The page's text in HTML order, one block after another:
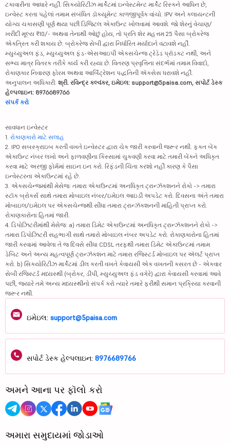
ટકાવારીના આધારે નહીં. સિક્યોરિટીઝ માર્કેટમાં ઇન્વેસ્ટમેન્ટ માર્કેટ રિસ્કને આધિન છે,
ઇન્વેસ્ટ કરતા પહેલાં તમામ સંબંધિત ડૉક્યૂમેન્ટ કાળજીપૂર્વક વાંચો. IPV અને ક્લાયન્ટની
યોગ્ય ચકાસણી પૂર્ણ થયા પછી ડિજિટલ એકાઉન્ટ ખોલવામાં આવશે. જો શેરનું વેચાણ/
ખરીદી મૂલ્ય ₹10/- અથવા તેનાથી ઓછું હોય, તો પ્રતિ શેર મહત્તમ 25 પૈસા બ્રોકરેજ
એકત્રિત કરી શકાય છે. બ્રોકરેજ સેબી દ્વારા નિર્ધારિત મર્યાદાને વટાવશે નહીં.
મ્યુચ્યુઅલ ફંડ, મ્યુચ્યુઅલ ફંડ-એસઆઇપી એક્સચેન્જ ટ્રેડેડ પ્રૉડક્ટ નથી, અને
સભ્ય માત્ર વિતરક તરીકે કાર્ય કરી રહ્યા છે. વિતરણ પ્રવૃત્તિના સંદર્ભમાં તમામ વિવાદો,
રોકાણકાર નિવારણ ફોરમ અથવા આર્બિટ્રેશન પદ્ધતિની ઍક્સેસ ધરાવશે નહીં.
અનુપાલન અધિકારી: શ્રી. રવિન્દ્ર કલ્વંકર, ઇમેઇલ: support@5paisa.com, સપોર્ટ ડેસ્ક
હેલ્પલાઇન: 8976689766
સંપર્ક કરો
સાવધાન ઇન્વેસ્ટર
1. રોકાણકારો માટે સલાહ
2. IPO સબસ્ક્રાઇબ કરતી વખતે ઇન્વેસ્ટર દ્વારા ચેક જારી કરવાની જરૂર નથી. ફક્ત બેંક
એકાઉન્ટ નંબર લખો અને ફાળવણીના કિસ્સામાં ચુકવણી કરવા માટે તમારી બેંકને અધિકૃત
કરવા માટે અરજી ફોર્મમાં સાઇન ઇન કરો. રિફંડની ચિંતા કરશો નહીં કારણ કે પૈસા
ઇન્વેસ્ટરના એકાઉન્ટમાં રહે છે.
3. એક્સચેન્જમાંથી મેસેજ: તમારા એકાઉન્ટમાં અનધિકૃત ટ્રાન્ઝૅક્શનને રોકો -> તમારા
સ્ટૉક બ્રોકર્સ સાથે તમારા મોબાઇલ નંબર/ઇમેઇલ આઇડી અપડેટ કરો. દિવસના અંતે તમારા
મોબાઇલ/ઇમેઇલ પર એક્સચેન્જથી સીધા તમારા ટ્રાન્ઝૅક્શનની માહિતી પ્રાપ્ત કરો.
રોકાણકારોના હિતમાં જારી.
4. ડિપોઝિટરીમાંથી મેસેજ: a) તમારા ડિમેટ એકાઉન્ટમાં અનધિકૃત ટ્રાન્ઝૅક્શનને રોકો ->
તમારા ડિપોઝિટરી સહભાગી સાથે તમારો મોબાઇલ નંબર અપડેટ કરો. રોકાણકારોના હિતમાં
જારી કરવામાં આવેલા તે જ દિવસે સીધા CDSL તરફથી તમારા ડિમેટ એકાઉન્ટમાં તમામ
ડેબિટ અને અન્ય મહત્વપૂર્ણ ટ્રાન્ઝૅક્શન માટે તમારા રજિસ્ટર્ડ મોબાઇલ પર ઍલર્ટ પ્રાપ્ત
કરો. b) સિક્યોરિટીઝ માર્કેટમાં ડીલ કરતી વખતે કેવાયસી એક વખતની કસરત છે - એકવાર
સેબી રજિસ્ટર્ડ મધ્યસ્થી (બ્રોકર, ડીપી, મ્યુચ્યુઅલ ફંડ વગેરે) દ્વારા કેવાયસી કરવામાં આવે
પછી, જ્યારે તમે અન્ય મધ્યસ્થીનો સંપર્ક કરો ત્યારે તમારે ફરીથી સમાન પ્રક્રિયા કરવાની
જરૂર નથી.
ઇમેઇલ: support@5paisa.com
સપોર્ટ ડેસ્ક હેલ્પલાઇન: 8976689766
અમને આના પર ફૉલો કરો
અમારા સમુદાયમાં જોડાઓ